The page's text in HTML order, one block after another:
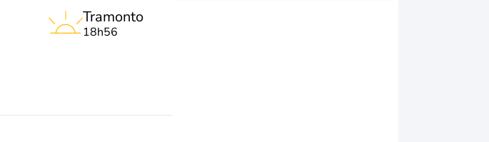
Tramonto
18h56